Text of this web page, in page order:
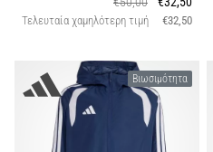
Τελευταία χαμηλότερη τιμή €32,50
Βιωσιμότητα